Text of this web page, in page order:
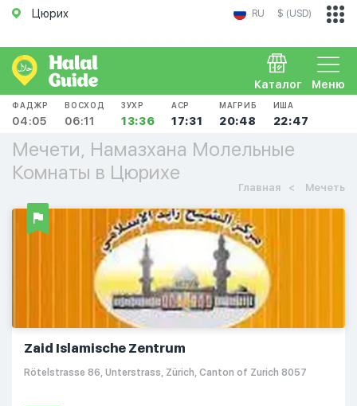
Цюрих RU $ (USD)
Меню
Каталог
ФАДЖР
04:05
ВОСХОД
06:11
ЗУХР
13:36
АСР
17:31
МАГРИБ
20:48
ИША
22:47
Мечети, Намазхана Молельные
Комнаты в Цюрихе
Главная Мечеть
Zaid Islamische Zentrum
Rötelstrasse 86, Unterstrass, Zürich, Canton of Zurich 8057